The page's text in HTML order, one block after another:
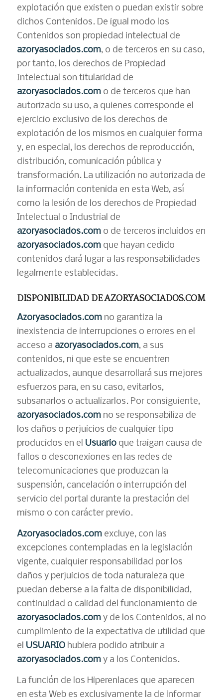
explotación que existen o puedan existir sobre
dichos Contenidos. De igual modo los
Contenidos son propiedad intelectual de
azoryasociados.com, o de terceros en su caso,
por tanto, los derechos de Propiedad
Intelectual son titularidad de
azoryasociados.com o de terceros que han
autorizado su uso, a quienes corresponde el
ejercicio exclusivo de los derechos de
explotación de los mismos en cualquier forma
y, en especial, los derechos de reproducción,
distribución, comunicación pública y
transformación. La utilización no autorizada de
la información contenida en esta Web, así
como la lesión de los derechos de Propiedad
Intelectual o Industrial de
azoryasociados.com o de terceros incluidos en
azoryasociados.com que hayan cedido
contenidos dará lugar a las responsabilidades
legalmente establecidas.
DISPONIBILIDAD DE AZORYASOCIADOS.COM
Azoryasociados.com no garantiza la
inexistencia de interrupciones o errores en el
acceso a azoryasociados.com, a sus
contenidos, ni que este se encuentren
actualizados, aunque desarrollará sus mejores
esfuerzos para, en su caso, evitarlos,
subsanarlos o actualizarlos. Por consiguiente,
azoryasociados.com no se responsabiliza de
los daños o perjuicios de cualquier tipo
producidos en el Usuario que traigan causa de
fallos o desconexiones en las redes de
telecomunicaciones que produzcan la
suspensión, cancelación o interrupción del
servicio del portal durante la prestación del
mismo o con carácter previo.
Azoryasociados.com excluye, con las
excepciones contempladas en la legislación
vigente, cualquier responsabilidad por los
daños y perjuicios de toda naturaleza que
puedan deberse a la falta de disponibilidad,
continuidad o calidad del funcionamiento de
azoryasociados.com y de los Contenidos, al no
cumplimiento de la expectativa de utilidad que
el USUARIO hubiera podido atribuir a
azoryasociados.com y a los Contenidos.
La función de los Hiperenlaces que aparecen
en esta Web es exclusivamente la de informar